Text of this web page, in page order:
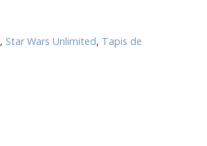
, Star Wars Unlimited, Tapis de